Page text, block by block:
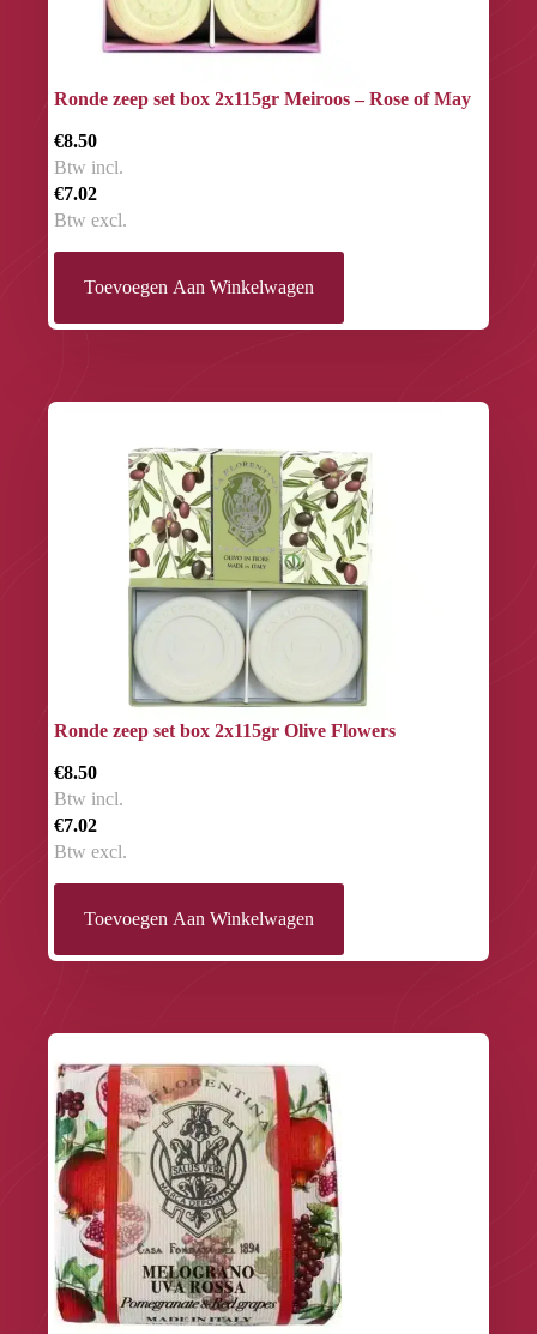
Ronde zeep set box 2x115gr Meiroos – Rose of May
€8.50
Btw incl.
€7.02
Btw excl.
Toevoegen Aan Winkelwagen
Ronde zeep set box 2x115gr Olive Flowers
€8.50
Btw incl.
€7.02
Btw excl.
Toevoegen Aan Winkelwagen